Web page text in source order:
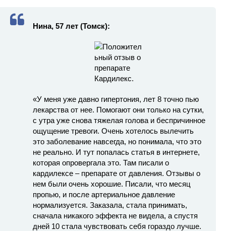
Нина, 57 лет (Томск):
«У меня уже давно гипертония, лет 8 точно пью
лекарства от нее. Помогают они только на сутки,
с утра уже снова тяжелая голова и беспричинное
ощущение тревоги. Очень хотелось вылечить
это заболевание навсегда, но понимала, что это
не реально. И тут попалась статья в интернете,
которая опровергала это. Там писали о
кардилексе – препарате от давления. Отзывы о
нем были очень хорошие. Писали, что месяц
пропью, и после артериальное давление
нормализуется. Заказала, стала принимать,
сначала никакого эффекта не видела, а спустя
дней 10 стала чувствовать себя гораздо лучше.